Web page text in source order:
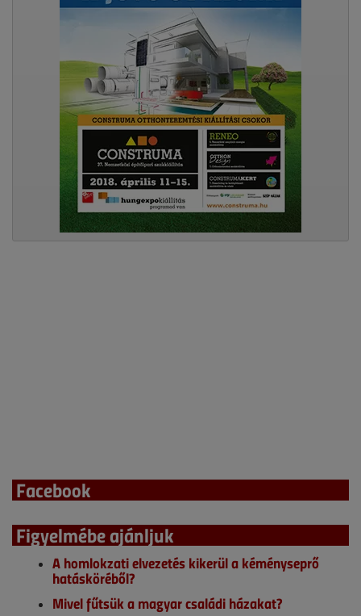
Facebook
Figyelmébe ajánljuk
A homlokzati elvezetés kikerül a kéményseprő
hatásköréből?
Mivel fűtsük a magyar családi házakat?